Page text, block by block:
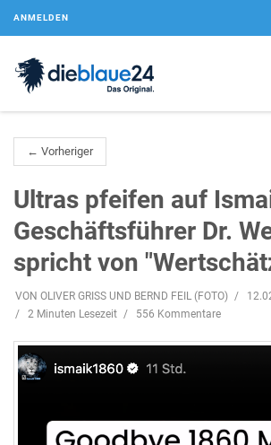
ANMELDEN
← Vorheriger
Ultras pfeifen auf
Geschäftsführer Dr.
spricht von
VON OLIVER GRISS UND BERND FEIL (FOTO)
2 Minuten Lesezeit
556 Kommentare